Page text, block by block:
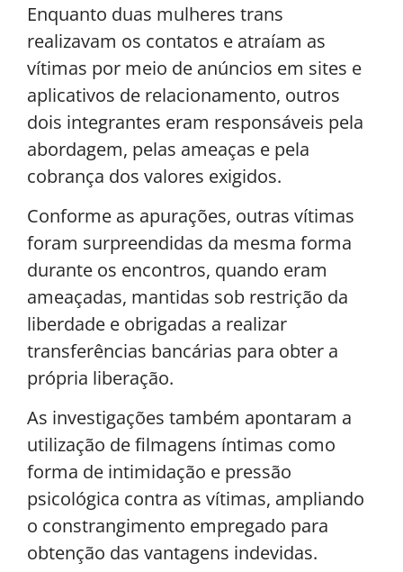
Enquanto duas mulheres trans
realizavam os contatos e atraíam as
vítimas por meio de anúncios em sites e
aplicativos de relacionamento, outros
dois integrantes eram responsáveis pela
abordagem, pelas ameaças e pela
cobrança dos valores exigidos.
Conforme as apurações, outras vítimas
foram surpreendidas da mesma forma
durante os encontros, quando eram
ameaçadas, mantidas sob restrição da
liberdade e obrigadas a realizar
transferências bancárias para obter a
própria liberação.
As investigações também apontaram a
utilização de filmagens íntimas como
forma de intimidação e pressão
psicológica contra as vítimas, ampliando
o constrangimento empregado para
obtenção das vantagens indevidas.